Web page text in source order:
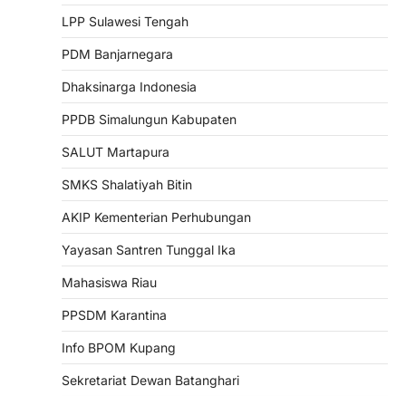
LPP Sulawesi Tengah
PDM Banjarnegara
Dhaksinarga Indonesia
PPDB Simalungun Kabupaten
SALUT Martapura
SMKS Shalatiyah Bitin
AKIP Kementerian Perhubungan
Yayasan Santren Tunggal Ika
Mahasiswa Riau
PPSDM Karantina
Info BPOM Kupang
Sekretariat Dewan Batanghari